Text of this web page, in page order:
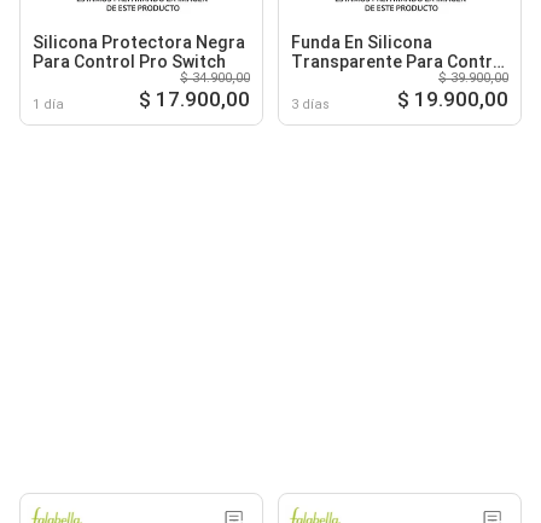
Silicona Protectora Negra
Para Control Pro Switch
1 día
$ 34.900,00
$ 17.900,00
Funda En Silicona
Transparente Para Control
Para Ps5 Dualsence
3 días
$ 39.900,00
$ 19.900,00